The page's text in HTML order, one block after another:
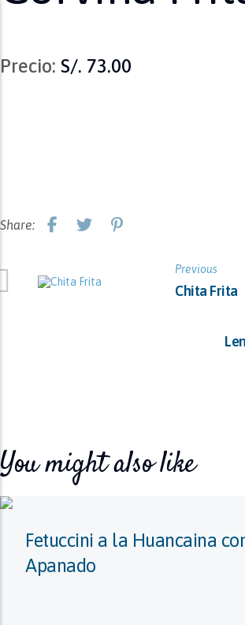
Precio: S/. 73.00
Share:
Previous
Chita Frita
You might also like
Fetuccini a la Huancaina
Apanado